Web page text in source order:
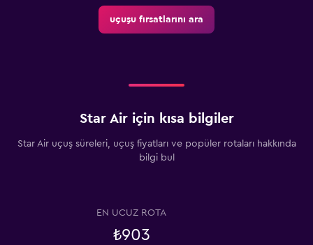
uçuşu fırsatlarını ara
Star Air için kısa bilgiler
Star Air uçuş süreleri, uçuş fiyatları ve popüler rotaları hakkında
bilgi bul
EN UCUZ ROTA
₺903